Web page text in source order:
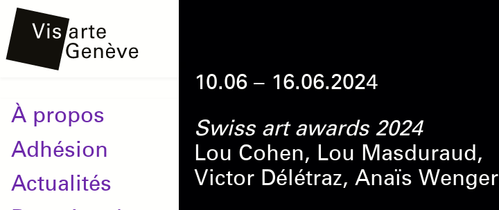
Aller
au
contenu
Main
navigation
À propos
Adhésion
Actualités
10.06 – 16.06.2024
Swiss art awards 2024
Lou Cohen, Lou Masduraud,
Victor Délétraz, Anaïs Wenger